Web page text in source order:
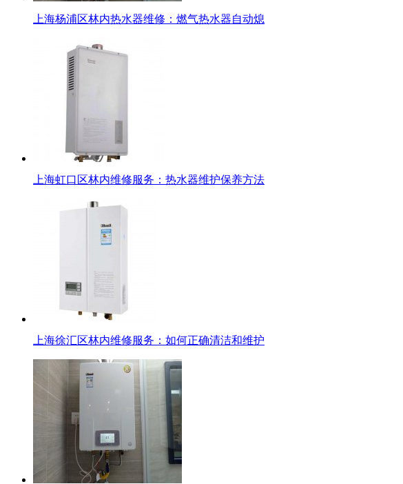
上海杨浦区林内热水器维修：燃气热水器自动熄
上海虹口区林内维修服务：热水器维护保养方法
上海徐汇区林内维修服务：如何正确清洁和维护